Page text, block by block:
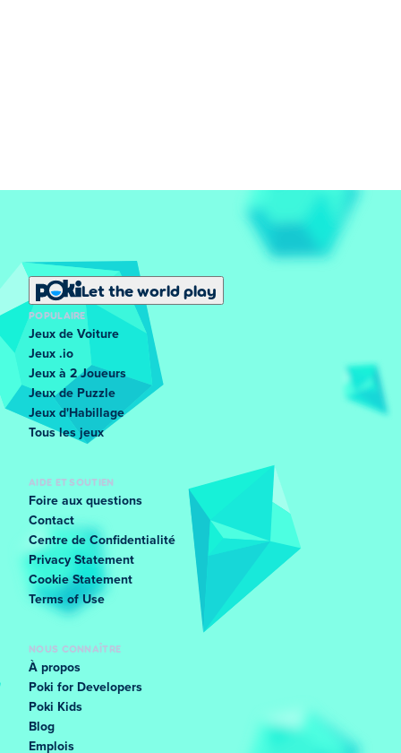
Let the world play
POPULAIRE
Jeux de Voiture
Jeux .io
Jeux à 2 Joueurs
Jeux de Puzzle
Jeux d'Habillage
Tous les jeux
AIDE ET SOUTIEN
Foire aux questions
Contact
Centre de Confidentialité
Privacy Statement
Cookie Statement
Terms of Use
NOUS CONNAÎTRE
À propos
Poki for Developers
Poki Kids
Blog
Emplois